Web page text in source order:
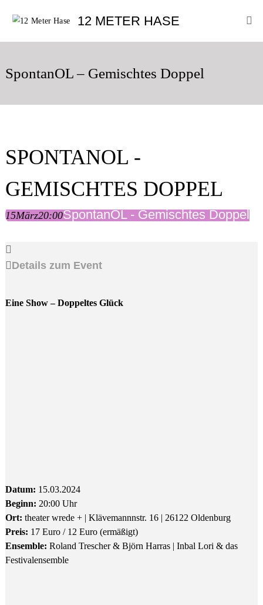
content
12
Hase
12 METER HASE
SpontanOL – Gemischtes Doppel
SPONTANOL -
GEMISCHTES DOPPEL
15März20:00SpontanOL - Gemischtes Doppel
Details zum Event
Eine Show – Doppeltes Glück
Datum: 15.03.2024
Beginn: 20:00 Uhr
Ort: theater wrede + | Klävemannnstr. 16 | 26122 Oldenburg
Preis: 17 Euro / 12 Euro (ermäßigt)
Ensemble: Roland Trescher & Björn Harras | Inbal Lori & das
Festivalensemble